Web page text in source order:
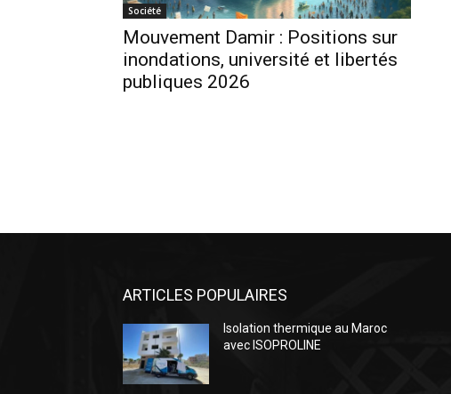
Société
Mouvement Damir : Positions sur
inondations, université et libertés
publiques 2026
ARTICLES POPULAIRES
Isolation thermique au Maroc
avec ISOPROLINE